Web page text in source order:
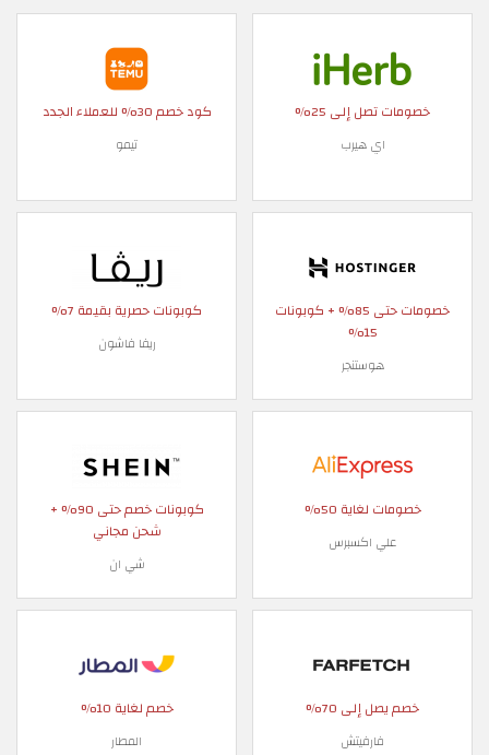
خصومات تصل إلى 25%
اي هيرب
كود خصم 30% للعملاء الجدد
تيمو
خصومات حتى 85% + كوبونات
15%
هوستنجر
كوبونات حصرية بقيمة 7%
ريفا فاشون
خصومات لغاية 50%
علي اكسبرس
كوبونات خصم حتى 90% +
شحن مجاني
شي ان
خصم يصل إلى 70%
فارفيتش
خصم لغاية 10%
المطار